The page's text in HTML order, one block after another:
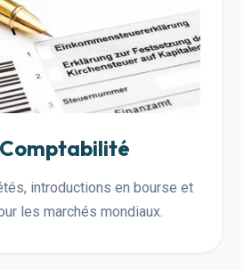
introductions en bourse et
les marchés mondiaux.